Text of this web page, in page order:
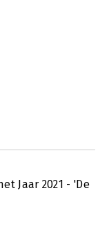
Jaar 2021 - 'De